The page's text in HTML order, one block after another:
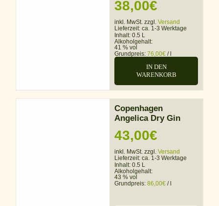
38,00€
inkl. MwSt. zzgl. Versand
Lieferzeit: ca. 1-3 Werktage
Inhalt: 0.5 L
Alkoholgehalt:
41 % vol
Grundpreis: 76,00€ /l
IN DEN
WARENKORB
Copenhagen
Angelica Dry Gin
43,00€
inkl. MwSt. zzgl. Versand
Lieferzeit: ca. 1-3 Werktage
Inhalt: 0.5 L
Alkoholgehalt:
43 % vol
Grundpreis: 86,00€ /l